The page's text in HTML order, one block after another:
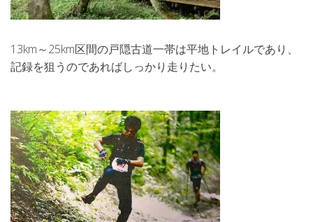
13km～25km区間の戸隠古道一帯は平地トレイルであり、
記録を狙うのであればしっかり走りたい。